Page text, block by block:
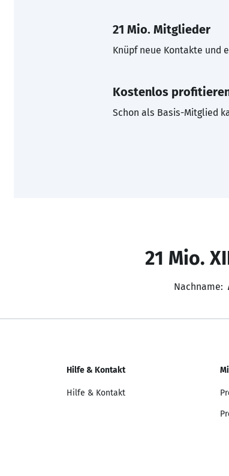
21 Mio. Mitglieder
Knüpf neue Kontakte und
Kostenlos
Schon als Basis-Mitglied
21 Mio.
Nachname:
Hilfe & Kontakt
Hilfe & Kontakt